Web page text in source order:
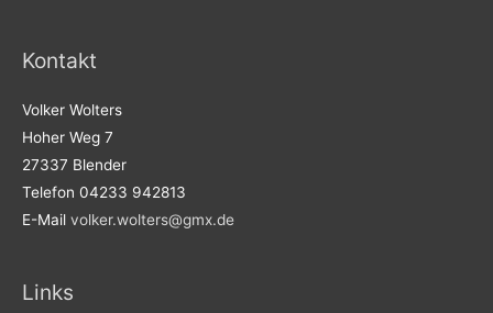
Kontakt
Volker Wolters
Hoher Weg 7
27337 Blender
Telefon 04233 942813
E-Mail volker.wolters@gmx.de
Links